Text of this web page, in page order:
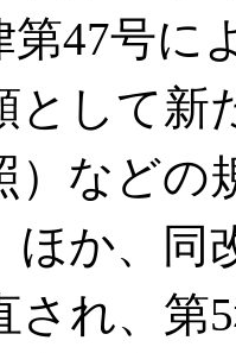
第47号に
として新
）などの
ほか、同
され、第